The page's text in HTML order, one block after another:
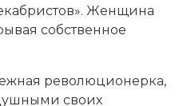
Женщина
собственное
революционерка,
своих